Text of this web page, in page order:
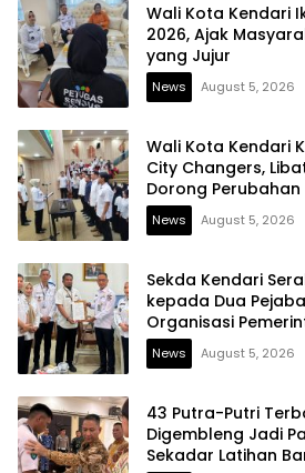
Wali Kota Kendari
2026, Ajak
yang Jujur
News August 5, 2026
Wali Kota Kendari
City Changers,
Dorong Perubahan
News August 5, 2026
Sekda Kendari
kepada Dua
Organisasi
News August 5, 2026
43 Putra-Putri
Digembleng Jadi
Sekadar Latihan